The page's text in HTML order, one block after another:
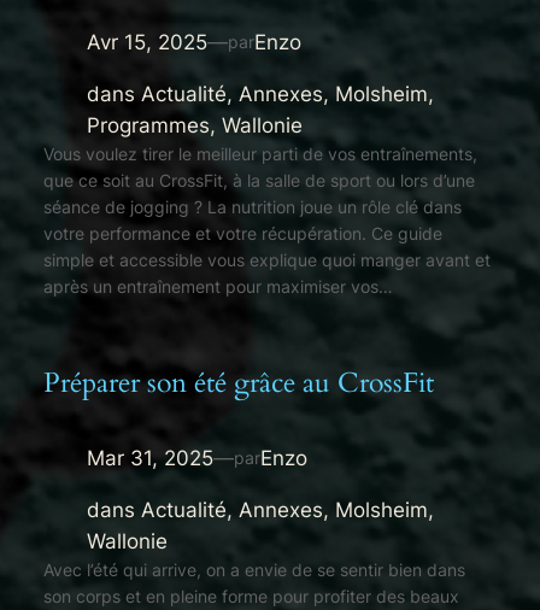
Avr 15, 2025—parEnzo
dans Actualité, Annexes, Molsheim
Programmes, Wallonie
Vous voulez tirer le meilleur parti de vos entraînements,
que ce soit au CrossFit, à la salle de sport ou lors d’une
séance de jogging ? La nutrition joue un rôle clé dans
votre performance et votre récupération. Ce guide
simple et accessible vous explique quoi manger avant et
après un entraînement pour maximiser vos…
Préparer son été grâce au CrossFit
Mar 31, 2025—parEnzo
dans Actualité, Annexes, Molsheim
Wallonie
Avec l’été qui arrive, on a envie de se sentir bien dans
son corps et en pleine forme pour profiter des beaux